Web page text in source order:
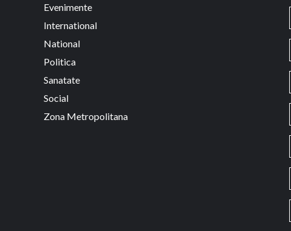
Evenimente
International
National
Politica
Sanatate
Social
Zona Metropolitana